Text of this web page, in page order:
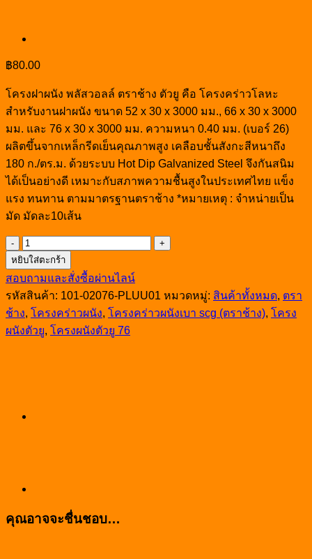
฿80.00
โครงฝาผนัง พลัสวอลล์ ตราช้าง ตัวยู คือ โครงคร่าวโลหะ
สำหรับงานฝาผนัง ขนาด 52 x 30 x 3000 มม., 66 x 30 x 3000
มม. และ 76 x 30 x 3000 มม. ความหนา 0.40 มม. (เบอร์ 26)
ผลิตขึ้นจากเหล็กรีดเย็นคุณภาพสูง เคลือบชั้นสังกะสีหนาถึง
180 ก./ตร.ม. ด้วยระบบ Hot Dip Galvanized Steel จึงกันสนิม
ได้เป็นอย่างดี เหมาะกับสภาพความชื้นสูงในประเทศไทย แข็ง
แรง ทนทาน ตามมาตรฐานตราช้าง *หมายเหตุ : จำหน่ายเป็น
มัด มัดละ10เส้น
จำนวน
โครง
ผนัง
ช้าง
PlusU76
0.4มม.
หยิบใส่ตะกร้า
สอบถามและสั่งซื้อผ่านไลน์
รหัสสินค้า: 101-02076-PLUU01 หมวดหมู่: สินค้าทั้งหมด, ตรา
ช้าง, โครงคร่าวผนัง, โครงคร่าวผนังเบา scg (ตราช้าง), โครง
ผนังตัวยู, โครงผนังตัวยู 76
คุณอาจจะชื่นชอบ…